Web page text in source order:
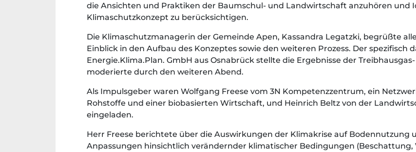
die Ansichten und Praktiken der Baumschul- und Landwirtschaft anzuhören und
Klimaschutzkonzept zu berücksichtigen.
Die Klimaschutzmanagerin der Gemeinde Apen, Kassandra Legatzki, begrüßte
Einblick in den Aufbau des Konzeptes sowie den weiteren Prozess. Der spezifisch
Energie.Klima.Plan. GmbH aus Osnabrück stellte die Ergebnisse der
moderierte durch den weiteren Abend.
Als Impulsgeber waren Wolfgang Freese vom 3N Kompetenzzentrum, ein
Rohstoffe und einer biobasierten Wirtschaft, und Heinrich Beltz von der
eingeladen.
Herr Freese berichtete über die Auswirkungen der Klimakrise auf Bodennutzung
Anpassungen hinsichtlich verändernder klimatischer Bedingungen